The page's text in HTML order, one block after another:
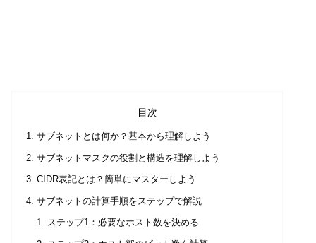
目次
サブネットとは何か？基本から理解しよう
サブネットマスクの役割と構造を理解しよう
CIDR表記とは？簡単にマスターしよう
サブネットの計算手順をステップで解説
ステップ1：必要なホスト数を決める